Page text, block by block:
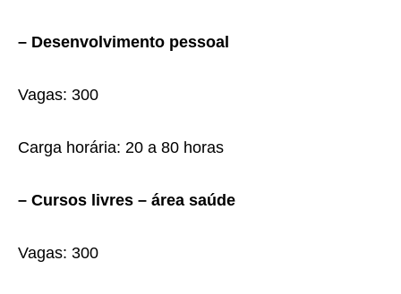
– Desenvolvimento pessoal
Vagas: 300
Carga horária: 20 a 80 horas
– Cursos livres – área saúde
Vagas: 300